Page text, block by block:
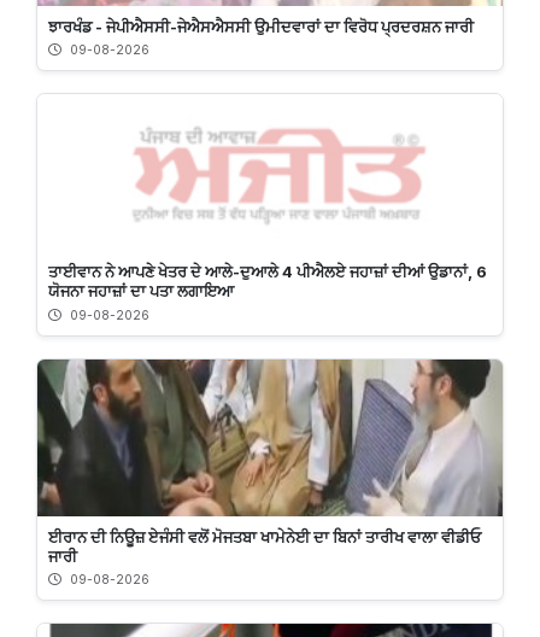
ਝਾਰਖੰਡ - ਜੇਪੀਐਸਸੀ-ਜੇਐਸਐਸਸੀ ਉਮੀਦਵਾਰਾਂ ਦਾ ਵਿਰੋਧ ਪ੍ਰਦਰਸ਼ਨ ਜਾਰੀ
09-08-2026
ਤਾਈਵਾਨ ਨੇ ਆਪਣੇ ਖੇਤਰ ਦੇ ਆਲੇ-ਦੁਆਲੇ 4 ਪੀਐਲਏ ਜਹਾਜ਼ਾਂ ਦੀਆਂ ਉਡਾਨਾਂ, 6
ਯੋਜਨਾ ਜਹਾਜ਼ਾਂ ਦਾ ਪਤਾ ਲਗਾਇਆ
09-08-2026
ਈਰਾਨ ਦੀ ਨਿਊਜ਼ ਏਜੰਸੀ ਵਲੋਂ ਮੋਜਤਬਾ ਖਾਮੇਨੇਈ ਦਾ ਬਿਨਾਂ ਤਾਰੀਖ ਵਾਲਾ ਵੀਡੀਓ
ਜਾਰੀ
09-08-2026